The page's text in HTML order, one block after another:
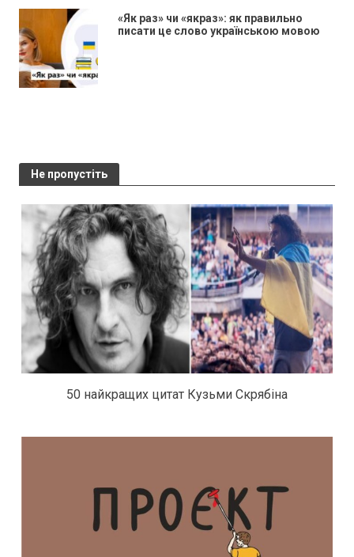
«Як раз» чи «якраз»: як правильно
писати це слово українською мовою
Не пропустіть
50 найкращих цитат Кузьми Скрябіна